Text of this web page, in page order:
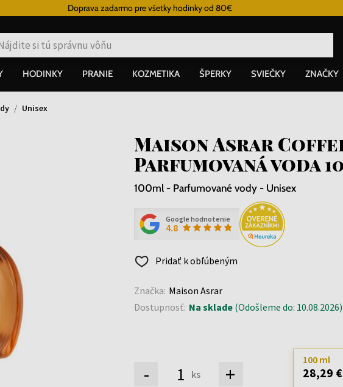
Doprava zadarmo pre všetky hodinky od 80€
HODINKY PRANIE KOZMETIKA ŠPERKY SVIEČKY ZNAČKY
Unisex
Maison Asrar
Parfumovaná voda
100ml - Parfumované vody - Unisex
Google hodnotenie
4.8
Pridať k obľúbeným
Značka: Maison Asrar
Dostupnosť: Na sklade(Odošleme do: 10.08.2026)
- ks +
100 ml
28,29 €